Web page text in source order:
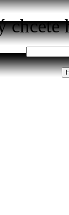
chcete